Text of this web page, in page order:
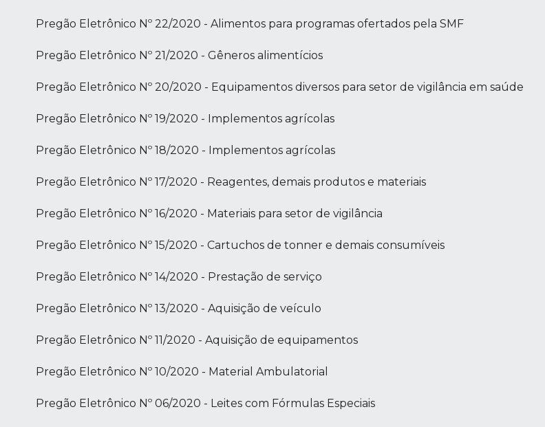
Pregão Eletrônico Nº 22/2020 - Alimentos para programas ofertados pela SMF
Pregão Eletrônico Nº 21/2020 - Gêneros alimentícios
Pregão Eletrônico Nº 20/2020 - Equipamentos diversos para setor de vigilância em saúde
Pregão Eletrônico Nº 19/2020 - Implementos agrícolas
Pregão Eletrônico Nº 18/2020 - Implementos agrícolas
Pregão Eletrônico Nº 17/2020 - Reagentes, demais produtos e materiais
Pregão Eletrônico Nº 16/2020 - Materiais para setor de vigilância
Pregão Eletrônico Nº 15/2020 - Cartuchos de tonner e demais consumíveis
Pregão Eletrônico Nº 14/2020 - Prestação de serviço
Pregão Eletrônico Nº 13/2020 - Aquisição de veículo
Pregão Eletrônico Nº 11/2020 - Aquisição de equipamentos
Pregão Eletrônico Nº 10/2020 - Material Ambulatorial
Pregão Eletrônico Nº 06/2020 - Leites com Fórmulas Especiais